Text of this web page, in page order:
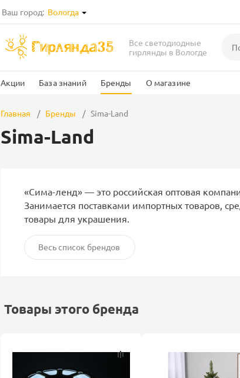
Ваш город: Вологда
Все светодиодные
гирлянды в Вологде
Акции База знаний Бренды О магазине
Главная Бренды Sima-Land
Sima-Land
«Сима-ленд» — это российская оптовая
Занимается поставками импортных товаров,
товары для украшения.
Весь список брендов
Товары этого бренда